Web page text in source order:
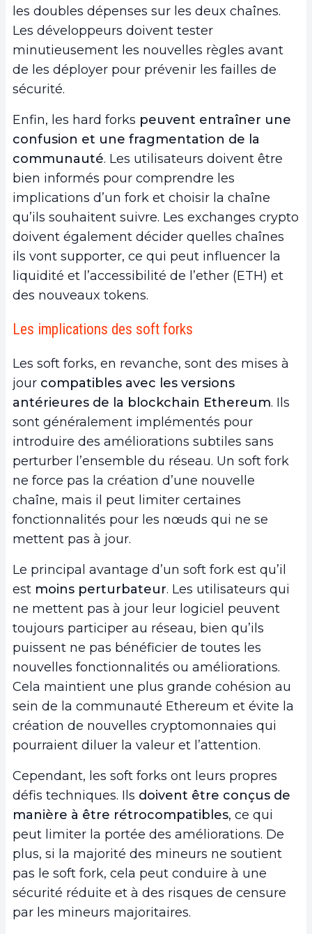
les doubles dépenses sur les deux chaînes.
Les développeurs doivent tester
minutieusement les nouvelles règles avant
de les déployer pour prévenir les failles de
sécurité.
Enfin, les hard forks peuvent entraîner une
confusion et une fragmentation de la
communauté. Les utilisateurs doivent être
bien informés pour comprendre les
implications d’un fork et choisir la chaîne
qu’ils souhaitent suivre. Les exchanges crypto
doivent également décider quelles chaînes
ils vont supporter, ce qui peut influencer la
liquidité et l’accessibilité de l’ether (ETH) et
des nouveaux tokens.
Les implications des soft forks
Les soft forks, en revanche, sont des mises à
jour compatibles avec les versions
antérieures de la blockchain Ethereum. Ils
sont généralement implémentés pour
introduire des améliorations subtiles sans
perturber l’ensemble du réseau. Un soft fork
ne force pas la création d’une nouvelle
chaîne, mais il peut limiter certaines
fonctionnalités pour les nœuds qui ne se
mettent pas à jour.
Le principal avantage d’un soft fork est qu’il
est moins perturbateur. Les utilisateurs qui
ne mettent pas à jour leur logiciel peuvent
toujours participer au réseau, bien qu’ils
puissent ne pas bénéficier de toutes les
nouvelles fonctionnalités ou améliorations.
Cela maintient une plus grande cohésion au
sein de la communauté Ethereum et évite la
création de nouvelles cryptomonnaies qui
pourraient diluer la valeur et l’attention.
Cependant, les soft forks ont leurs propres
défis techniques. Ils doivent être conçus de
manière à être rétrocompatibles, ce qui
peut limiter la portée des améliorations. De
plus, si la majorité des mineurs ne soutient
pas le soft fork, cela peut conduire à une
sécurité réduite et à des risques de censure
par les mineurs majoritaires.